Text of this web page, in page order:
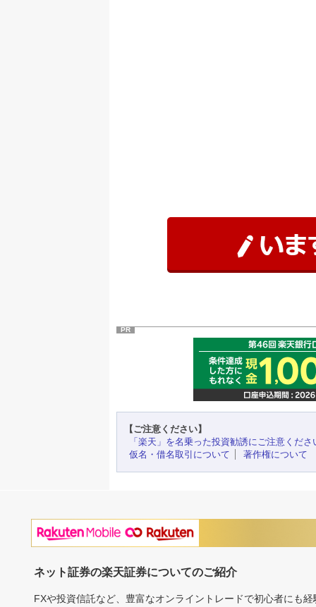
PR
【ご注意ください】
「楽天」を名乗った投資勧誘にご注意くださ
仮名・借名取引について
著作権について
ネット証券の楽天証券についてのご紹介
FXや投資信託など、豊富なオンライントレードで初心者にも